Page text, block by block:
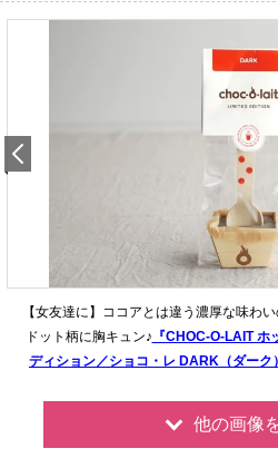
【女友達に】ココアとは違う濃厚な味わ
ドット柄に胸キュン♪ 『CHOC-O-LAIT
ディション／ショコ・レ DARK（ダーク
他の画像